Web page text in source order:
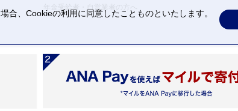
年金受給者・自営業者の方へ
、Cookieの利用に同意したことものといたします。